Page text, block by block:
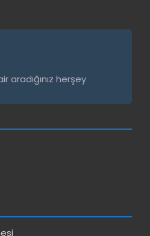
aradığınız herşey